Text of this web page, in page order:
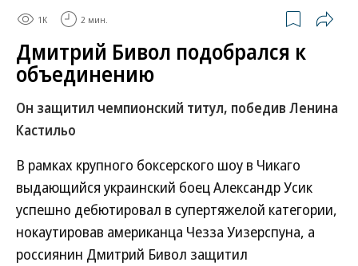
1K 2 мин.
Дмитрий Бивол подобрался к
объединению
Он защитил чемпионский титул, победив Ленина
Кастильо
В рамках крупного боксерского шоу в Чикаго
выдающийся украинский боец Александр Усик
успешно дебютировал в супертяжелой категории,
нокаутировав американца Чезза Уизерспуна, а
россиянин Дмитрий Бивол защитил